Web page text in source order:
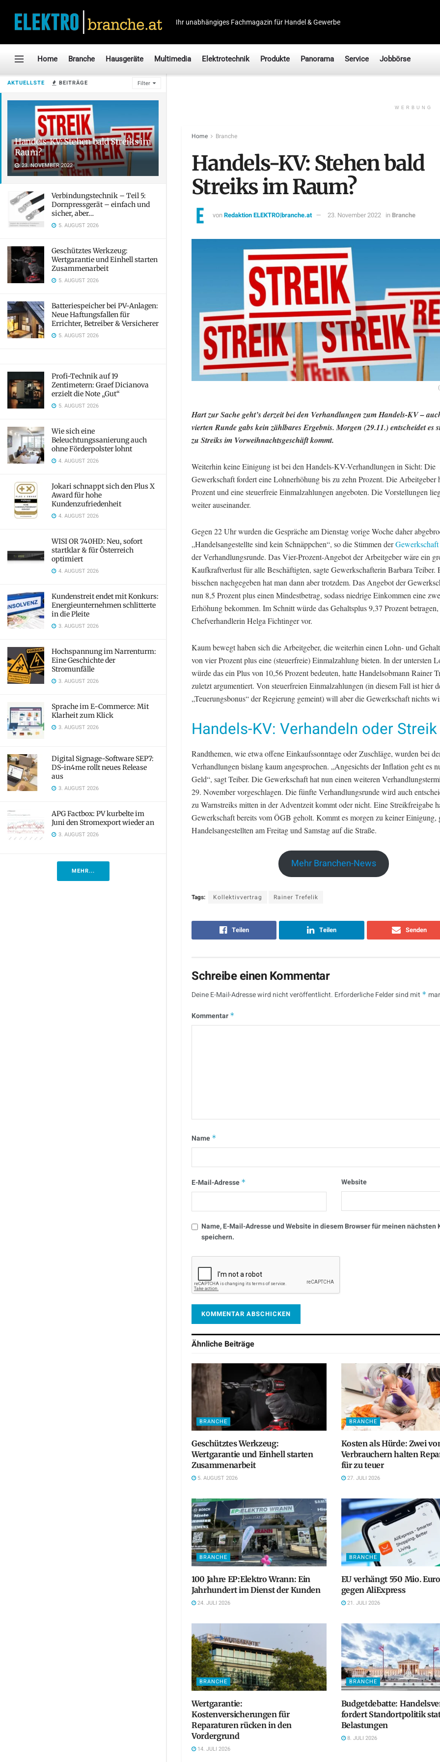
AKTUELLSTE BEITRÄGE Filter
Handels-KV: Stehen bald Streiks im
Raum?
23. NOVEMBER 2022
Verbindungstechnik – Teil 5:
Dornpressgerät – einfach und
sicher, aber…
5. AUGUST 2026
Geschütztes Werkzeug:
Wertgarantie und Einhell starten
Zusammenarbeit
5. AUGUST 2026
Batteriespeicher bei PV-Anlagen:
Neue Haftungsfallen für
Errichter, Betreiber & Versicherer
5. AUGUST 2026
Profi-Technik auf 19
Zentimetern: Graef Dicianova
erzielt die Note „Gut“
5. AUGUST 2026
Wie sich eine
Beleuchtungssanierung auch
ohne Förderpolster lohnt
4. AUGUST 2026
Jokari schnappt sich den Plus X
Award für hohe
Kundenzufriedenheit
4. AUGUST 2026
WISI OR 740HD: Neu, sofort
startklar & für Österreich
optimiert
4. AUGUST 2026
Kundenstreit endet mit Konkurs:
Energieunternehmen schlitterte
in die Pleite
3. AUGUST 2026
Hochspannung im Narrenturm:
Eine Geschichte der
Stromunfälle
3. AUGUST 2026
Sprache im E-Commerce: Mit
Klarheit zum Klick
3. AUGUST 2026
Digital Signage-Software SEP7:
DS-in4me rollt neues Release
aus
3. AUGUST 2026
APG Factbox: PV kurbelte im
Juni den Stromexport wieder an
3. AUGUST 2026
MEHR...
Ihr unabhängiges Fachmagazin für Handel & Gewerbe
Home Branche Hausgeräte Multimedia Elektrotechnik Produkte Panorama Service Jobbörse
WERBUNG
Home Branche
Handels-KV: Stehen bald
Streiks im Raum?
vonRedaktion ELEKTRO|branche.at 23. November 2022 in Branche
Hart zur Sache geht’s derzeit bei den Verhandlungen zum Handels-KV –
vierten Runde gabs kein zählbares Ergebnis. Morgen (29.11.) entscheidet es
zu Streiks im Vorweihnachtsgeschäft kommt.
Weiterhin keine Einigung ist bei den Handels-KV-Verhandlungen in Sicht: Die
Gewerkschaft fordert eine Lohnerhöhung bis zu zehn Prozent. Die Arbeitgeber
Prozent und eine steuerfreie Einmalzahlungen angeboten. Die Vorstellungen
weiter auseinander.
Gegen 22 Uhr wurden die Gespräche am Dienstag vorige Woche daher
„Handelsangestellte sind kein Schnäppchen“, so die Stimmen derGewerkschaft
der Verhandlungsrunde. Das Vier-Prozent-Angebot der Arbeitgeber wäre ein
Kaufkraftverlust für alle Beschäftigten, sagte Gewerkschafterin Barbara Teiber.
bisschen nachgegeben hat man dann aber trotzdem. Das Angebot der
nun 8,5 Prozent plus einen Mindestbetrag, sodass niedrige Einkommen eine
Erhöhung bekommen. Im Schnitt würde das Gehaltsplus 9,37 Prozent
Chefverhandlerin Helga Fichtinger vor.
Kaum bewegt haben sich die Arbeitgeber, die weiterhin einen Lohn- und
von vier Prozent plus eine (steuerfreie) Einmalzahlung bieten. In der untersten
würde das ein Plus von 10,56 Prozent bedeuten, hatte Handelsobmann Rainer
zuletzt argumentiert. Von steuerfreien Einmalzahlungen (in diesem Fall ist hier
„Teuerungsbonus“ der Regierung gemeint) will aber die Gewerkschaft nichts
Handels-KV: Verhandeln oder Streik
Randthemen, wie etwa offene Einkaufssonntage oder Zuschläge, wurden bei
Verhandlungen bislang kaum angesprochen. „Angesichts der Inflation geht es
Geld“, sagt Teiber. Die Gewerkschaft hat nun einen weiteren
29. November vorgeschlagen. Die fünfte Verhandlungsrunde wird auch
zu Warnstreiks mitten in der Adventzeit kommt oder nicht. Eine Streikfreigabe
Gewerkschaft bereits vom ÖGB geholt. Kommt es morgen zu keiner Einigung,
Handelsangestellten am Freitag und Samstag auf die Straße.
Mehr Branchen-News
Tags: Kollektivvertrag Rainer Trefelik
Teilen Teilen Senden
Schreibe einen Kommentar
Deine E-Mail-Adresse wird nicht veröffentlicht. Erforderliche Felder sind mit *
Kommentar *
Name *
E-Mail-Adresse * Website
Name, E-Mail-Adresse und Website in diesem Browser für meinen nächsten
speichern.
Ähnliche Beiträge
BRANCHE
Geschütztes Werkzeug:
Wertgarantie und Einhell starten
Zusammenarbeit
5. AUGUST 2026
BRANCHE
Kosten als Hürde: Zwei
Verbrauchern halten
für zu teuer
27. JULI 2026
BRANCHE
100 Jahre EP:Elektro Wrann: Ein
Jahrhundert im Dienst der Kunden
24. JULI 2026
BRANCHE
EU verhängt 550 Mio.
gegen AliExpress
21. JULI 2026
BRANCHE
Wertgarantie:
Kostenversicherungen für
Reparaturen rücken in den
Vordergrund
14. JULI 2026
BRANCHE
Budgetdebatte:
fordert Standortpolitik
Belastungen
8. JULI 2026